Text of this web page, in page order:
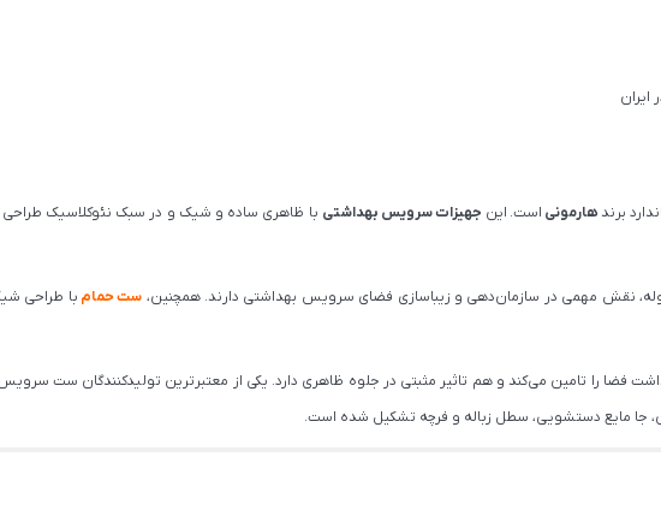
ایران
برندهارمونی است. این جهیزات سرویس بهداشتی با ظاهری ساده و شیک و در سبک نئوکلاسیک
نقش مهمی در سازمان‌دهی و زیباسازی فضای سرویس بهداشتی دارند. همچنین، ست حمام با طراحی
فضا را تامین می‌کند و هم تاثیر مثبتی در جلوه ظاهری دارد. یکی از معتبرترین تولیدکنندگان ست
جا مایع دستشویی، سطل زباله و فرچه تشکیل شده است.